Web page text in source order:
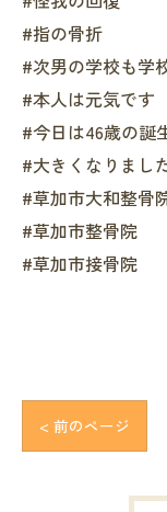
#指の骨折
#次男の学校も学
#本人は元気です
#今日は46歳の誕
#大きくなりまし
#草加市大和整骨
#草加市整骨院
#草加市接骨院
< 前のページ